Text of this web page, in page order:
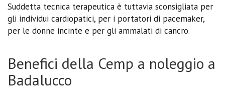
Suddetta tecnica terapeutica è tuttavia sconsigliata per
gli individui cardiopatici, per i portatori di pacemaker,
per le donne incinte e per gli ammalati di cancro.
Benefici della Cemp a noleggio a
Badalucco